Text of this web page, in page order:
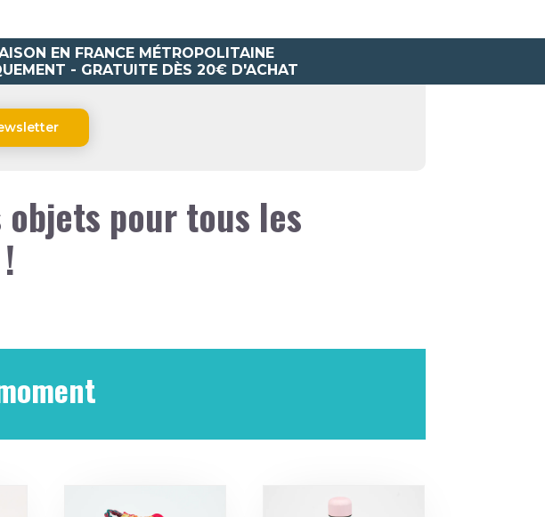
EN FRANCE MÉTROPOLITAINE
- GRATUITE DÈS 20€ D'ACHAT
pour tous les